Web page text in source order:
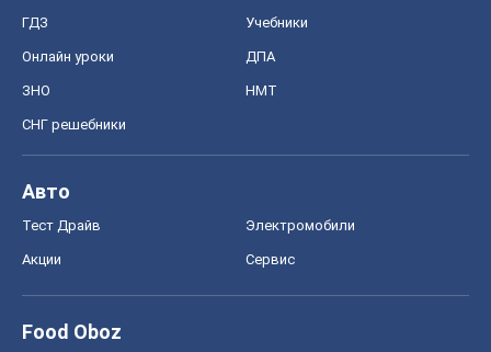
ГДЗ Учебники
Онлайн уроки ДПА
ЗНО НМТ
СНГ решебники
Авто
Тест Драйв Электромобили
Акции Сервис
Food Oboz